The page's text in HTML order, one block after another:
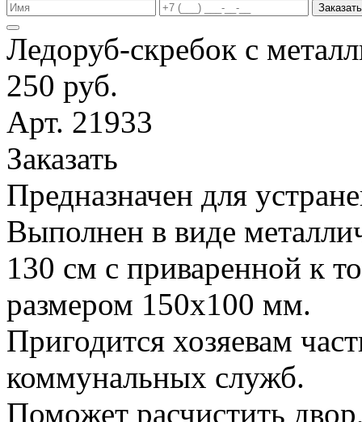
Заказать
Ледоруб-скребок с
250 руб.
Арт. 21933
Заказать
Предназначен для
Выполнен в виде
130 см с приваренной к
размером 150х100 мм.
Пригодится хозяевам
коммунальных служб.
Поможет расчистить